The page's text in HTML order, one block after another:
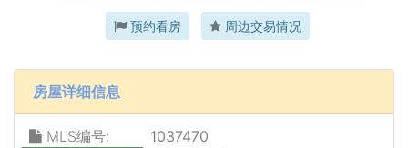
预约看房 周边交易情况
房屋详细信息
MLS编号:
1037470